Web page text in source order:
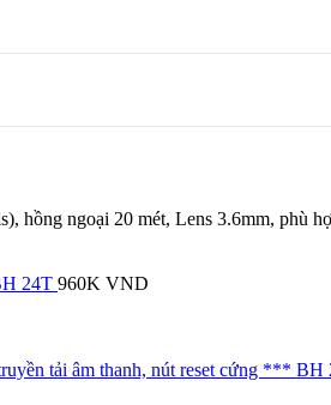
hồng ngoại 20 mét, Lens 3.6mm, phù
24T 960K VND
tải âm thanh, nút reset cứng *** BH